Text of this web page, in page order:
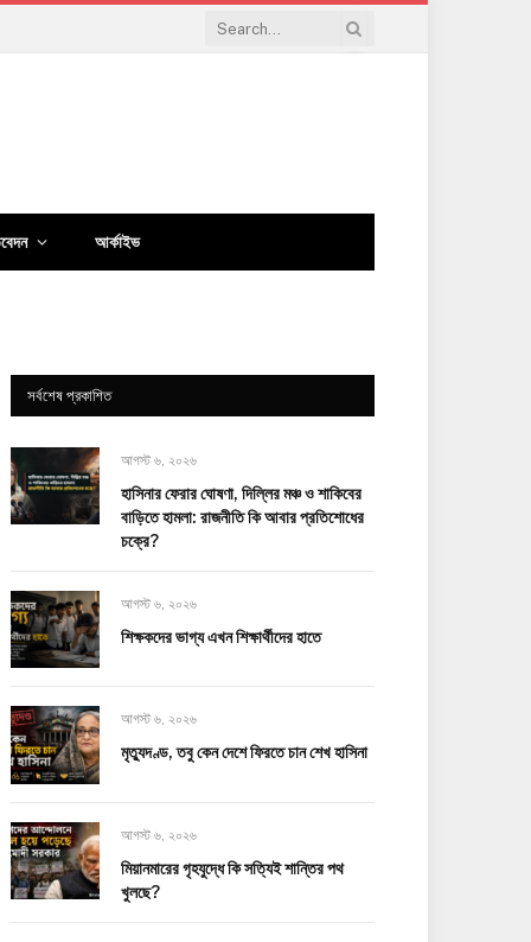
আর্কাইভ
সর্বশেষ প্রকাশিত
আগস্ট ৬, ২০২৬
হাসিনার ফেরার ঘোষণা, দিল্লির মঞ্চ ও শাকিবের
বাড়িতে হামলা: রাজনীতি কি আবার প্রতিশোধের
চক্রে?
আগস্ট ৬, ২০২৬
শিক্ষকদের ভাগ্য এখন শিক্ষার্থীদের হাতে
আগস্ট ৬, ২০২৬
মৃত্যুদণ্ড, তবু কেন দেশে ফিরতে চান শেখ হাসিনা
আগস্ট ৬, ২০২৬
মিয়ানমারের গৃহযুদ্ধে কি সত্যিই শান্তির পথ
খুলছে?